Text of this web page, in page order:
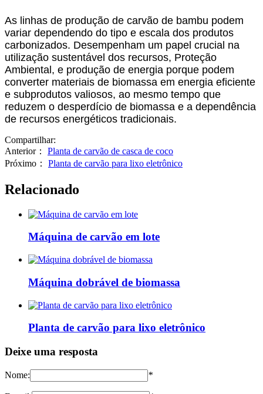
As linhas de produção de carvão de bambu podem
variar dependendo do tipo e escala dos produtos
carbonizados. Desempenham um papel crucial na
utilização sustentável dos recursos, Proteção
Ambiental, e produção de energia porque podem
converter materiais de biomassa em energia eficiente
e subprodutos valiosos, ao mesmo tempo que
reduzem o desperdício de biomassa e a dependência
de recursos energéticos tradicionais.
Compartilhar:
Anterior： Planta de carvão de casca de coco
Próximo： Planta de carvão para lixo eletrônico
Relacionado
Máquina de carvão em lote
Máquina dobrável de biomassa
Planta de carvão para lixo eletrônico
Deixe uma resposta
Nome: *